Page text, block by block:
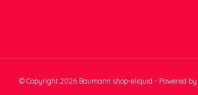
© Copyright 2026 Baumann shop-eliquid - Powered by